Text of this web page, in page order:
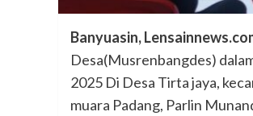
Banyuasin,
Desa(Musrenbangdes)
2025 Di Desa Tirta jaya,
muara Padang, Parlin